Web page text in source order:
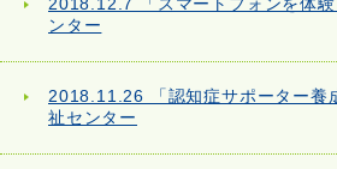
2018.12.7 「スマートフォンを体
ンター
2018.11.26 「認知症サポーター養
祉センター